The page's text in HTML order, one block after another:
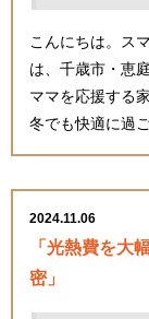
こんにちは。ス
は、千歳市・恵
ママを応援する
冬でも快適に過
2024.11.06
「光熱費を大
密」